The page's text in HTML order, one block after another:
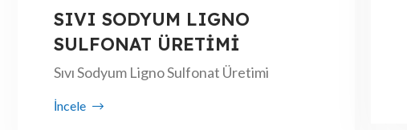
SIVI SODYUM LIGNO
SULFONAT ÜRETİMİ
Sıvı Sodyum Ligno Sulfonat Üretimi
İncele